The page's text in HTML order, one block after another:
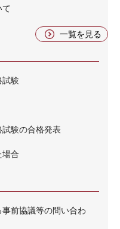
一覧を見る
試験
験の合格発表
合
前協議等の問い合わ